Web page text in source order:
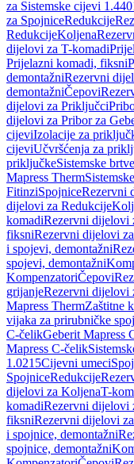
za Sistemske cijevi
za SpojniceRedukcije
RedukcijeKoljena
dijelovi za T-komadi
Prijelazni komadi, fiksni
demontažniRezervni
demontažniČepovi
dijelovi za Priključci
dijelovi za Pribor za
cijeviIzolacije za
cijeviUčvršćenja za
priključkeSistemske brtve
Mapress Therm
FitinziSpojniceRezervni
dijelovi za Redukcije
komadiRezervni dijelovi
fiksniRezervni dijelovi
i spojevi, demontažni
spojevi, demontažni
KompenzatoriČepovi
grijanjeRezervni dijelovi
Mapress ThermZaštitne
vijaka za prirubničke
C-čelikGeberit Mapress
Mapress C-čelik
1.0215Cijevni umeci
SpojniceRedukcije
dijelovi za KoljenaT-
komadiRezervni dijelovi
fiksniRezervni dijelovi
i spojnice, demontažni
spojnice, demontažni